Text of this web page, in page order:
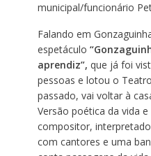
municipal/funcionário
Falando em
espetáculo
aprendiz”, que já foi
pessoas e lotou o
passado, vai voltar à
Versão poética da vida
compositor,
com cantores e uma